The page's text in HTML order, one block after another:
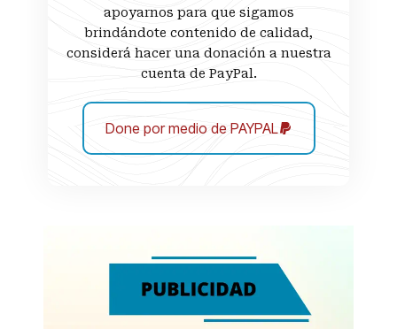
apoyarnos para que sigamos
brindándote contenido de calidad,
considerá hacer una donación a nuestra
cuenta de PayPal.
Done por medio de PAYPAL